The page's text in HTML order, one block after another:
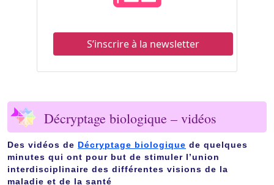
S’inscrire à la newsletter
Décryptage biologique – vidéos
Des vidéos de Décryptage biologique de quelques
minutes qui ont pour but de stimuler l’union
interdisciplinaire des différentes visions de la
maladie et de la santé